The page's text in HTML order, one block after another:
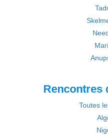
Rencontres
Toutes